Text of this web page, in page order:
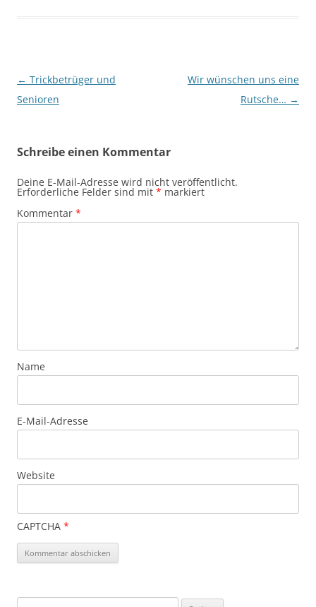
Beitragsnavigation
← Trickbetrüger und
Senioren
Wir wünschen uns eine
Rutsche… →
Schreibe einen Kommentar
Deine E-Mail-Adresse wird nicht veröffentlicht.
Erforderliche Felder sind mit * markiert
Kommentar *
Name
E-Mail-Adresse
Website
CAPTCHA *